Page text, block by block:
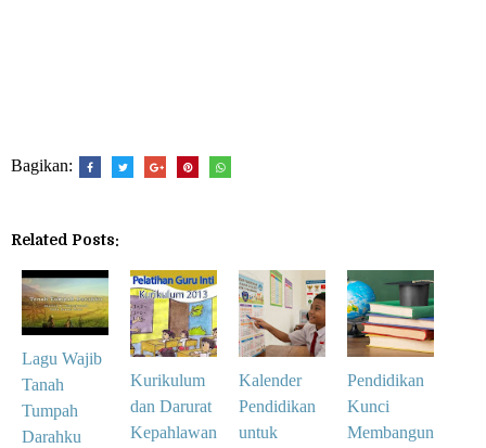
Bagikan:
Related Posts:
Lagu Wajib
Tanah
Tumpah
Darahku
Kurikulum
dan Darurat
Kepahlawan
Kalender
Pendidikan
untuk
Pendidikan
Kunci
Membangun